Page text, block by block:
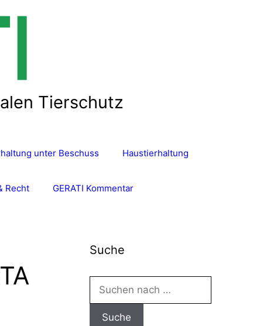
Tierschutz
unter Beschuss Haustierhaltung
Recht GERATI Kommentar
Suche
Suchen
nach: